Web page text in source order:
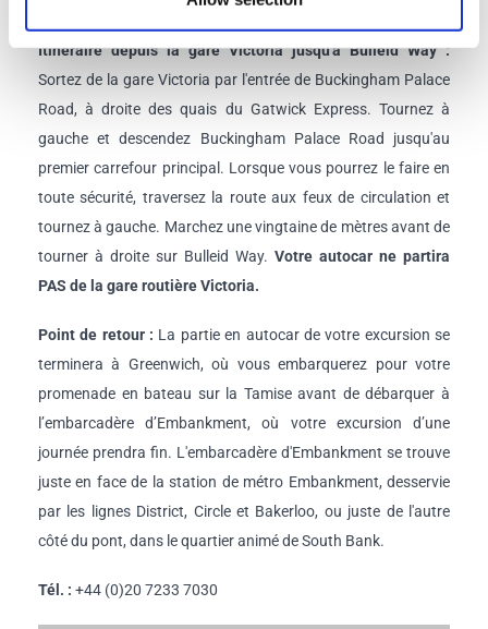
Itinéraire depuis la gare Victoria jusqu'à Bulleid Way :
Sortez de la gare Victoria par l'entrée de Buckingham Palace
Road, à droite des quais du Gatwick Express. Tournez à
gauche et descendez Buckingham Palace Road jusqu'au
premier carrefour principal. Lorsque vous pourrez le faire en
toute sécurité, traversez la route aux feux de circulation et
tournez à gauche. Marchez une vingtaine de mètres avant de
tourner à droite sur Bulleid Way. Votre autocar ne partira
PAS de la gare routière Victoria.
Point de retour : La partie en autocar de votre excursion se
terminera à Greenwich, où vous embarquerez pour votre
promenade en bateau sur la Tamise avant de débarquer à
l’embarcadère d’Embankment, où votre excursion d’une
journée prendra fin. L'embarcadère d'Embankment se trouve
juste en face de la station de métro Embankment, desservie
par les lignes District, Circle et Bakerloo, ou juste de l'autre
côté du pont, dans le quartier animé de South Bank.
Tél. : +44 (0)20 7233 7030